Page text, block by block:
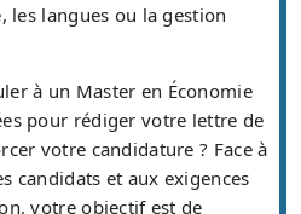
langues ou la gestion
à un Master en Économie
pour rédiger votre lettre de
votre candidature ? Face à
candidats et aux exigences
votre objectif est de